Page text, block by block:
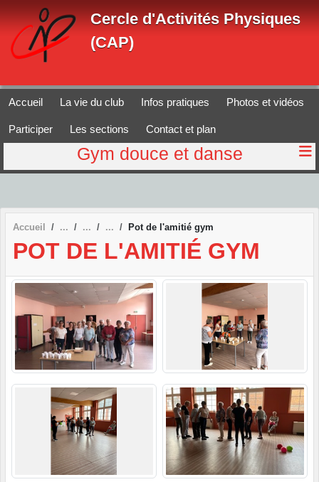
Cercle d'Activités Physiques
(CAP)
Accueil La vie du club Infos pratiques Photos et vidéos
Participer Les sections Contact et plan
Gym douce et danse
Accueil Pot de l'amitié gym
POT DE L'AMITIÉ GYM
Panneau de gestion des cookies